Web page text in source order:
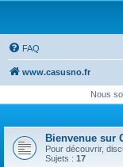
FAQ
www.casusno.fr
Nous
Bienvenue sur
Pour découvrir,
Sujets : 17